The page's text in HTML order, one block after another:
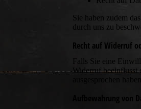
Sie haben zudem
durch uns zu
Recht auf Widerruf
Falls Sie eine
Widerruf beeinflusst
Aufbewahrung von